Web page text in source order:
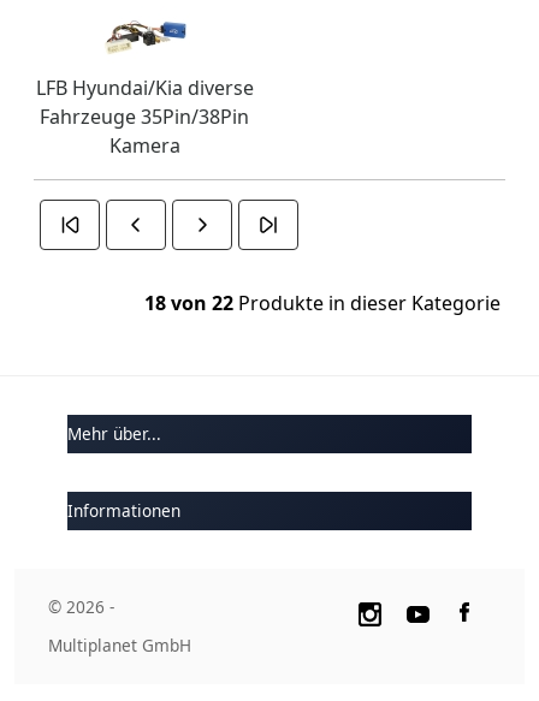
LFB Hyundai/Kia diverse
Fahrzeuge 35Pin/38Pin
Kamera
18 von 22 Produkte in dieser Kategorie
Mehr über...
Informationen
© 2026 -
Multiplanet GmbH